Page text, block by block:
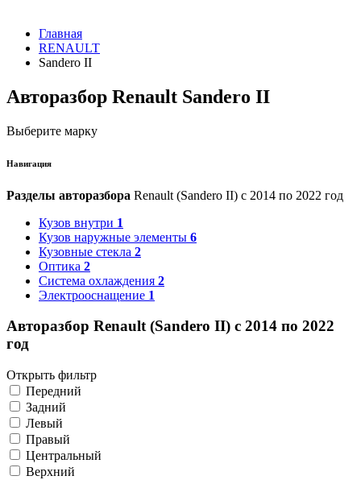
Главная
RENAULT
Sandero II
Авторазбор Renault Sandero II
Выберите марку
Навигация
Разделы авторазбора Renault (Sandero II) с 2014 по 2022 год
Кузов внутри 1
Кузов наружные элементы 6
Кузовные стекла 2
Оптика 2
Система охлаждения 2
Электрооснащение 1
Авторазбор Renault (Sandero II) с 2014 по 2022
год
Открыть фильтр
Передний
Задний
Левый
Правый
Центральный
Верхний